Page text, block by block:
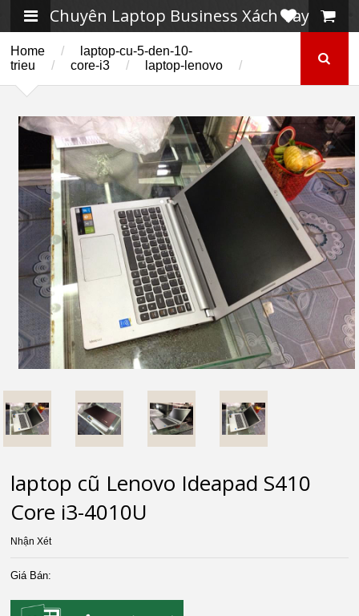
Chuyên Laptop Business Xách Tay
Home /
laptop-cu-5-den-10-
trieu
/ core-i3 / laptop-lenovo /
laptop cũ Lenovo Ideapad S410
Core i3-4010U
Nhận Xét
Giá Bán: